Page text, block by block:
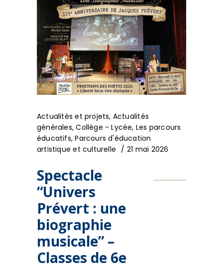
Actualités et projets, Actualités
générales,Collège - Lycée, Les parcours
éducatifs,Parcours d'éducation
artistique et culturelle
21 mai 2026
Spectacle
“Univers
Prévert : une
biographie
musicale” –
Classes de 6e